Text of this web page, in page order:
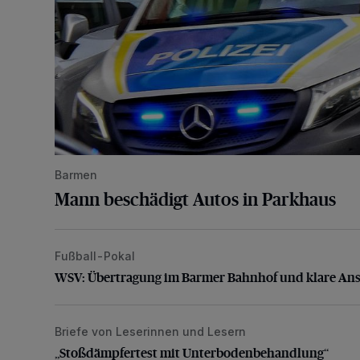
Barmen
Mann beschädigt Autos in Parkhaus
WSV: Übertragung im Barmer Bahnhof und klare
Fußball-Pokal
WSV: Übertragung im Barmer Bahnhof und klare
„Stoßdämpfertest mit Unterbodenbehandlung“
Briefe von Leserinnen und Lesern
„Stoßdämpfertest mit Unterbodenbehandlung“